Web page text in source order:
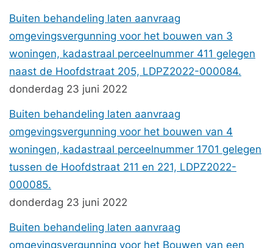
Buiten behandeling laten aanvraag
omgevingsvergunning voor het bouwen van 3
woningen, kadastraal perceelnummer 411 gelegen
naast de Hoofdstraat 205, LDPZ2022-000084.
donderdag 23 juni 2022
Buiten behandeling laten aanvraag
omgevingsvergunning voor het bouwen van 4
woningen, kadastraal perceelnummer 1701 gelegen
tussen de Hoofdstraat 211 en 221, LDPZ2022-
000085.
donderdag 23 juni 2022
Buiten behandeling laten aanvraag
omgevingsvergunning voor het Bouwen van een